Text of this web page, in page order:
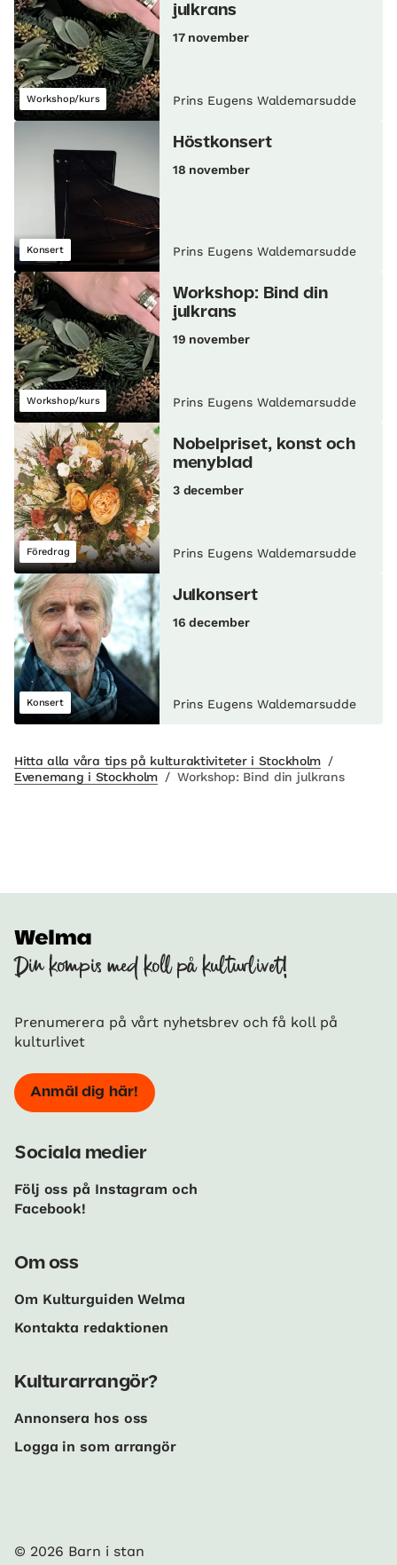
Workshop/kurs
julkrans
17 november
Prins Eugens Waldemarsudde
Konsert
Höstkonsert
18 november
Prins Eugens Waldemarsudde
Workshop/kurs
Workshop: Bind din
julkrans
19 november
Prins Eugens Waldemarsudde
Föredrag
Nobelpriset, konst och
menyblad
3 december
Prins Eugens Waldemarsudde
Konsert
Julkonsert
16 december
Prins Eugens Waldemarsudde
Hitta alla våra tips på kulturaktiviteter i Stockholm /
Evenemang i Stockholm / Workshop: Bind din julkrans
Din kompis med koll på kulturlivet!
Prenumerera på vårt nyhetsbrev och få koll på
kulturlivet
Anmäl dig här!
Sociala medier
Följ oss på Instagram och
Facebook!
Om oss
Om Kulturguiden Welma
Kontakta redaktionen
Kulturarrangör?
Annonsera hos oss
Logga in som arrangör
© 2026 Barn i stan